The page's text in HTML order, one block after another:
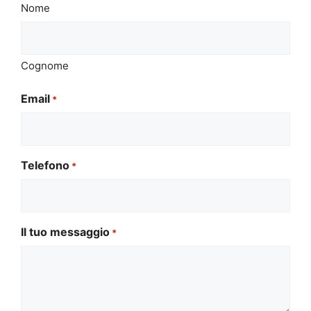
Nome
Cognome
Email *
Telefono *
Il tuo messaggio *